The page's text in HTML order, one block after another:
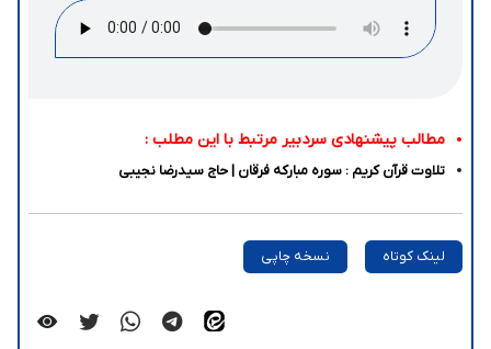
مطالب پیشنهادی سردبیر مرتبط با این مطلب :
تلاوت قرآن کریم : سوره مبارکه فرقان | حاج سیدرضا نجیبی
لینک کوتاه نسخه چاپی